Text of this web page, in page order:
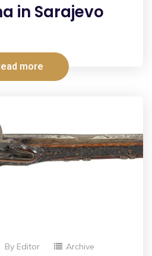
in Sarajevo
more
By Editor
Archive